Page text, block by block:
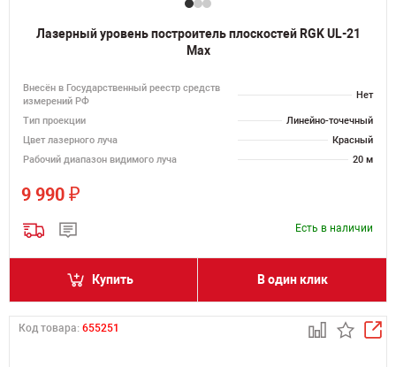
Лазерный уровень построитель плоскостей RGK UL-21
Max
Внесён в Государственный реестр средств
измерений РФ
Нет
Тип проекции
Линейно-точечный
Цвет лазерного луча
Красный
Рабочий диапазон видимого луча
20 м
9 990 ₽
Есть в наличии
Купить В один клик
Код товара: 655251